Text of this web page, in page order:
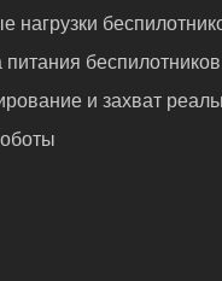
нагрузки
беспилотников
и захват